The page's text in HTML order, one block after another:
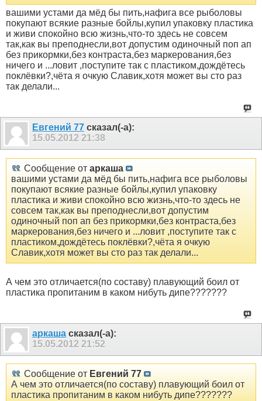
вашими устами да мёд бы пить,нафига все рыболовы
покупают всякие разные бойлы,купил упаковку пластика
и живи спокойно всю жизнь,что-то здесь не совсем
так,как вы преподнесли,вот допустим одиночный поп ап
без прикормки,без контраста,без маркерования,без
ничего и ...ловит ,поступите так с пластиком,дождётесь
поклёвки?,чёта я очкую Славик,хотя может вы сто раз
так делали...
Евгений 77 сказал(-а):
15.05.2012 21:38
Сообщение от аркаша
вашими устами да мёд бы пить,нафига все рыболовы
покупают всякие разные бойлы,купил упаковку
пластика и живи спокойно всю жизнь,что-то здесь не
совсем так,как вы преподнесли,вот допустим
одиночный поп ап без прикормки,без контраста,без
маркерования,без ничего и ...ловит ,поступите так с
пластиком,дождётесь поклёвки?,чёта я очкую
Славик,хотя может вы сто раз так делали...
А чем это отличается(по составу) плавующий боил от
пластика пропитаним в каком нибуть дипе???????
аркаша сказал(-а):
15.05.2012 21:52
Сообщение от Евгений 77
А чем это отличается(по составу) плавующий боил от
пластика пропитаним в каком нибуть дипе???????